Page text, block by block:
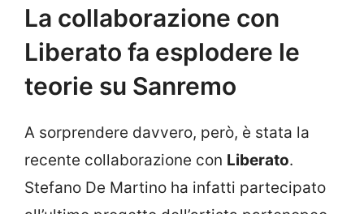
La collaborazione con
Liberato fa esplodere le
teorie su Sanremo
A sorprendere davvero, però, è stata la
recente collaborazione con Liberato.
Stefano De Martino ha infatti partecipato